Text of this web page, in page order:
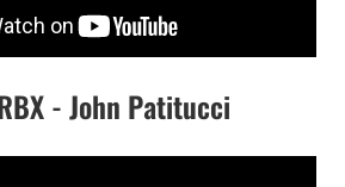
- John Patitucci